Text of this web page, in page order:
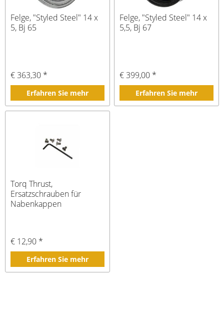
Felge, "Styled Steel" 14 x
5, Bj 65
€ 363,30 *
Erfahren Sie mehr
Felge, "Styled Steel" 14 x
5,5, Bj 67
€ 399,00 *
Erfahren Sie mehr
Torq Thrust,
Ersatzschrauben für
Nabenkappen
€ 12,90 *
Erfahren Sie mehr